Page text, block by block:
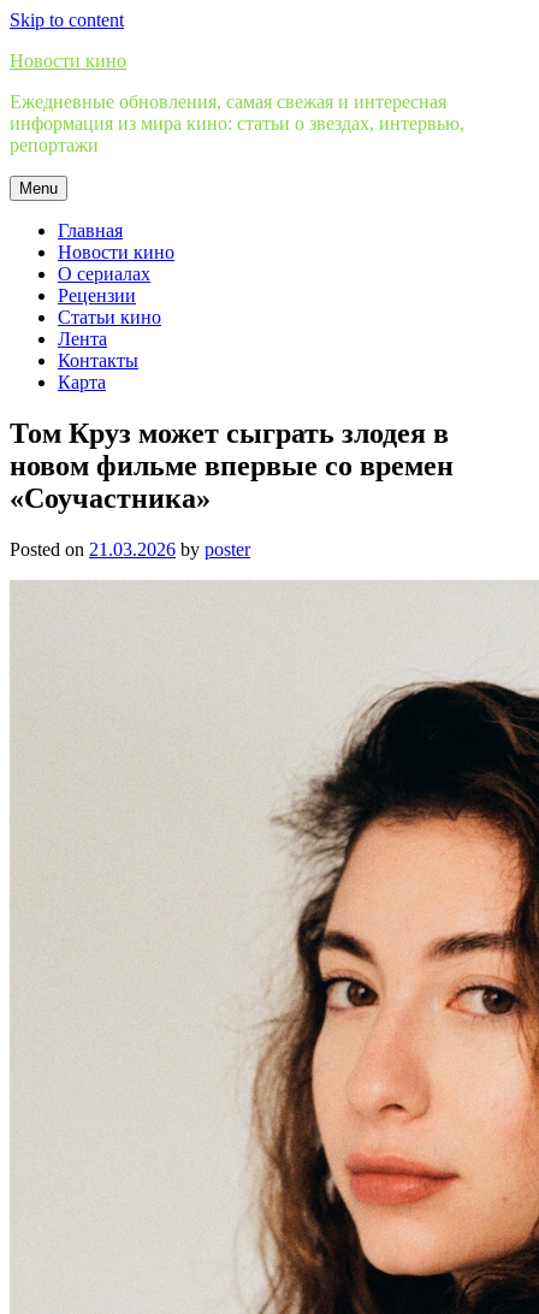
Skip to content
Новости кино
Ежедневные обновления, самая свежая и интересная
информация из мира кино: статьи о звездах, интервью,
репортажи
Menu
Главная
Новости кино
О сериалах
Рецензии
Статьи кино
Лента
Контакты
Карта
Том Круз может сыграть злодея в
новом фильме впервые со времен
«Соучастника»
Posted on 21.03.2026 by poster